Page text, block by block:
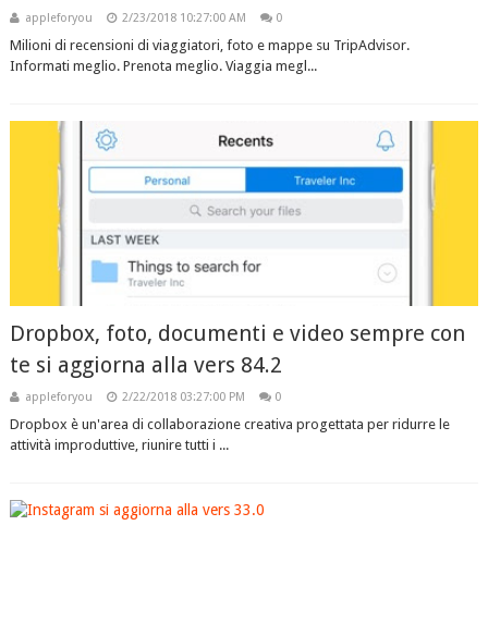
appleforyou 2/23/2018 10:27:00 AM 0
Milioni di recensioni di viaggiatori, foto e mappe su TripAdvisor.
Informati meglio. Prenota meglio. Viaggia megl...
Dropbox, foto, documenti e video sempre con
te si aggiorna alla vers 84.2
appleforyou 2/22/2018 03:27:00 PM 0
Dropbox è un'area di collaborazione creativa progettata per ridurre le
attività improduttive, riunire tutti i ...